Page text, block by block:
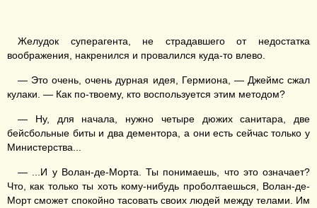
Желудок суперагента, не страдавшего от недостатка
воображения, накренился и провалился куда-то влево.
— Это очень, очень дурная идея, Гермиона, — Джеймс сжал
кулаки. — Как по-твоему, кто воспользуется этим методом?
— Ну, для начала, нужно четыре дюжих санитара, две
бейсбольные биты и два дементора, а они есть сейчас только у
Министерства...
— ...И у Волан-де-Морта. Ты понимаешь, что это означает?
Что, как только ты хоть кому-нибудь проболтаешься, Волан-де-
Морт сможет спокойно тасовать своих людей между телами. Им